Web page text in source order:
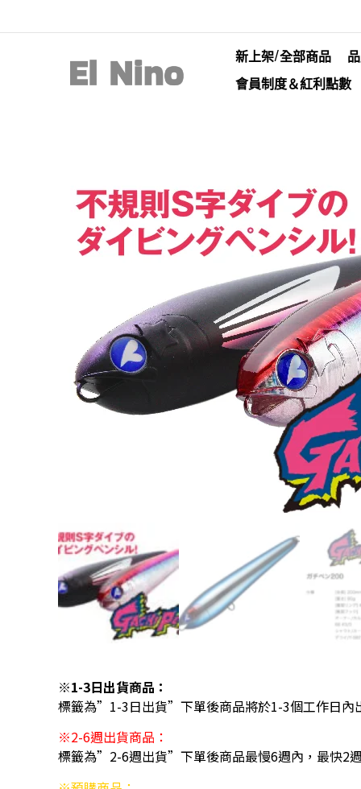
新上架/全部商品
會員制度＆紅利點數
※1-3日出貨商品：
標籤為”1-3日出貨”下單後商品將於1-3個工作日內
※2-6週出貨商品：
標籤為”2-6週出貨”下單後商品最慢6週內，最快2